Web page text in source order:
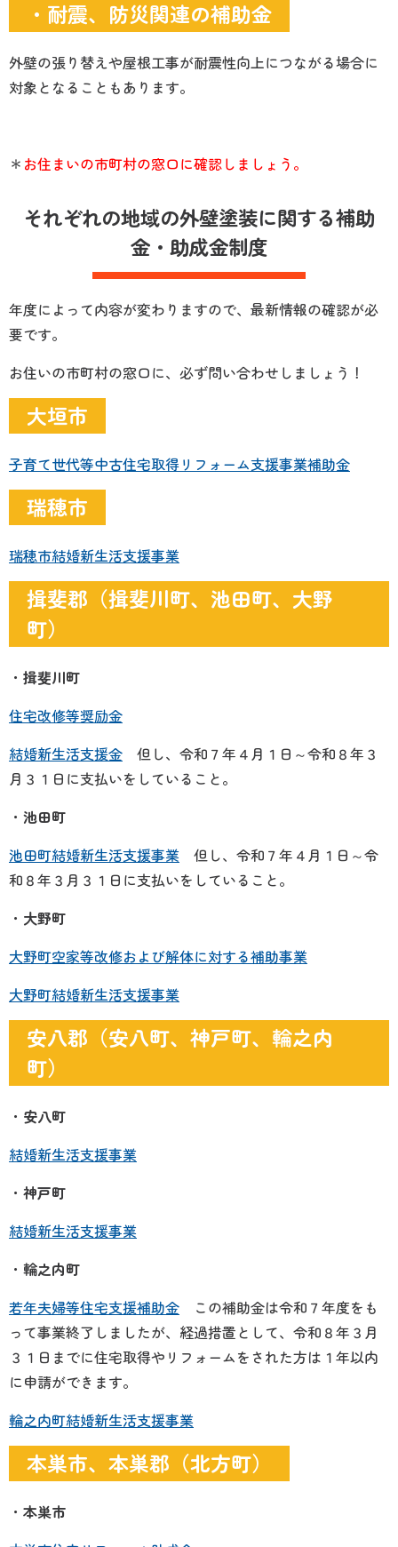
・耐震、防災関連の補助金
外壁の張り替えや屋根工事が耐震性向上につながる場合に
対象となることもあります。
＊ お住まいの市町村の窓口に確認しましょう。
それぞれの地域の外壁塗装に関する補助
金・助成金制度
年度によって内容が変わりますので、最新情報の確認が必
要です。
お住いの市町村の窓口に、必ず問い合わせしましょう！
大垣市
子育て世代等中古住宅取得リフォーム支援事業補助金
瑞穂市
瑞穂市結婚新生活支援事業
揖斐郡（揖斐川町、池田町、大野
町）
・ 揖斐川町
住宅改修等奨励金
結婚新生活支援金 但し、 令和７年４月１日～令和８年３
月３１日に支払いをしていること。
・ 池田町
池田町結婚新生活支援事業 但し、 令和７年４月１日～令
和８年３月３１日に支払いをしていること。
・ 大野町
大野町空家等改修および解体に対する補助事業
大野町結婚新生活支援事業
安八郡（安八町、神戸町、輪之内
町）
・ 安八町
結婚新生活支援事業
・ 神戸町
結婚新生活支援事業
・ 輪之内町
若年夫婦等住宅支援補助金
この補助金は令和７年度をも
って事業終了しましたが、 経過措置として、令和８年３月
３１日までに住宅取得やリフォームをされた方は１年以内
に申請ができます。
輪之内町結婚新生活支援事業
本巣市、本巣郡（北方町）
・ 本巣市